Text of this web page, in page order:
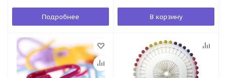
Подробнее В корзину